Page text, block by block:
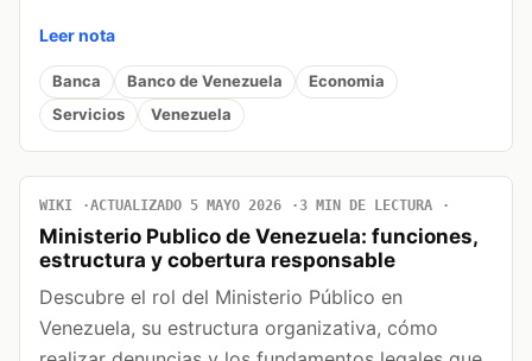
Leer nota
Banca Banco de Venezuela
Economia
Servicios
Venezuela
WIKI ACTUALIZADO 5 MAYO 2026 3 MIN DE LECTURA
Ministerio Publico de Venezuela: funciones,
estructura y cobertura responsable
Descubre el rol del Ministerio Público en
Venezuela, su estructura organizativa, cómo